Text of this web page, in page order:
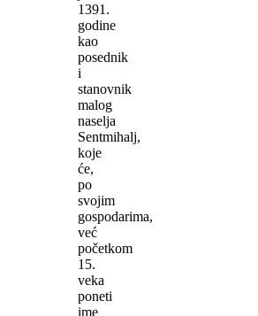
1391.
godine
kao
posednik
i
stanovnik
malog
naselja
Sentmihalj,
koje
će,
po
svojim
gospodarima,
već
početkom
15.
veka
poneti
ime